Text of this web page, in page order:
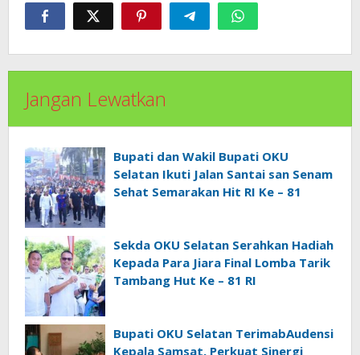
Jangan Lewatkan
Bupati dan Wakil Bupati OKU
Selatan Ikuti Jalan Santai san Senam
Sehat Semarakan Hit RI Ke – 81
Sekda OKU Selatan Serahkan Hadiah
Kepada Para Jiara Final Lomba Tarik
Tambang Hut Ke – 81 RI
Bupati OKU Selatan TerimabAudensi
Kepala Samsat, Perkuat Sinergi